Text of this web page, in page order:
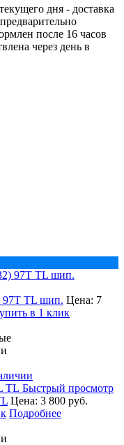
дня - доставка
после 16 часов
через день в
TL шип. Цена: 7
в 1 клик
Быстрый просмотр
Цена: 3 800 руб.
Подробнее